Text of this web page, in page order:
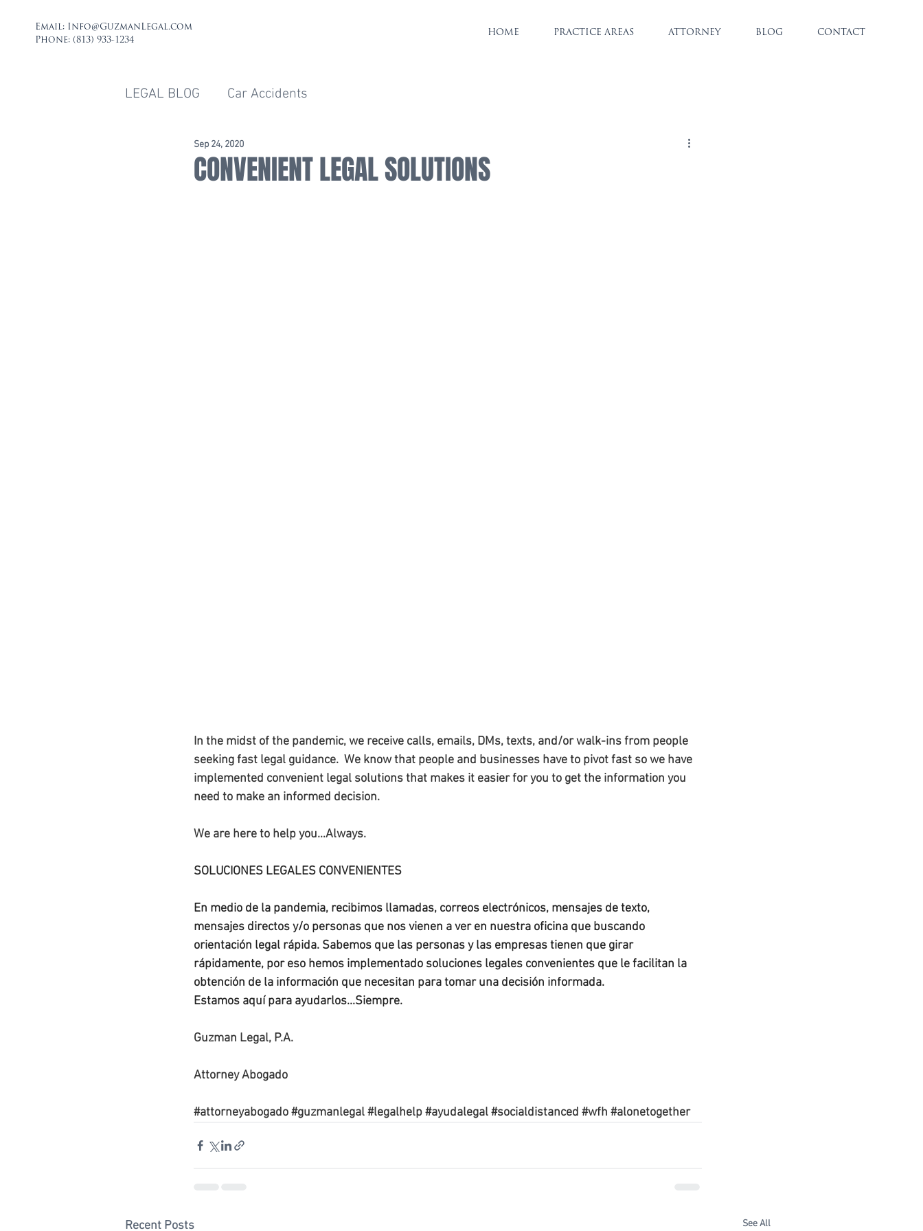
Email: Info@GuzmanLegal.com
Phone: (813) 933-1234
HOME PRACTICE AREAS ATTORNEY BLOG CONTACT
LEGAL BLOG Car Accidents
CONVENIENT LEGAL SOLUTIONS
Sep 24, 2020
In the midst of the pandemic, we receive calls, emails, DMs, texts, and/or walk-ins from people
seeking fast legal guidance.  We know that people and businesses have to pivot fast so we have
implemented convenient legal solutions that makes it easier for you to get the information you
need to make an informed decision.
We are here to help you…Always.
SOLUCIONES LEGALES CONVENIENTES
En medio de la pandemia, recibimos llamadas, correos electrónicos, mensajes de texto,
mensajes directos y/o personas que nos vienen a ver en nuestra oficina que buscando
orientación legal rápida. Sabemos que las personas y las empresas tienen que girar
rápidamente, por eso hemos implementado soluciones legales convenientes que le facilitan la
obtención de la información que necesitan para tomar una decisión informada.
Estamos aquí para ayudarlos...Siempre.
Guzman Legal, P.A.
Attorney Abogado
#attorneyabogado#guzmanlegal#legalhelp#ayudalegal#socialdistanced #wfh #alonetogether
Recent Posts See All